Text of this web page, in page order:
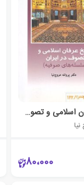
تاریخ عرفان اسلامی و تصوف در ایران
80،000